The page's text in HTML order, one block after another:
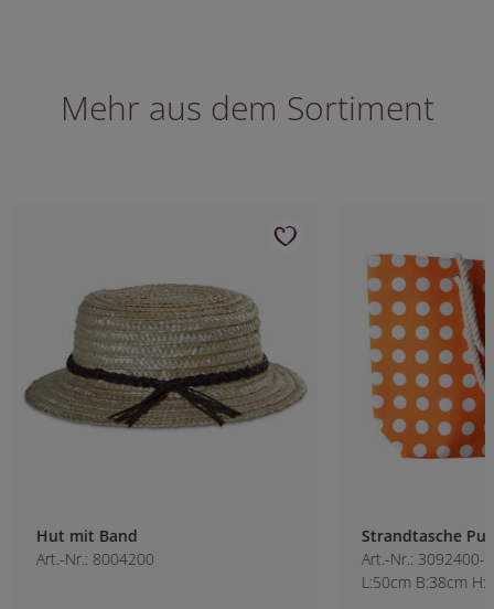
Mehr aus dem Sortiment
Hut mit Band
Art.-Nr.: 8004200
Strandtasche
Art.-Nr.: 3092400-
L:50cm B:38cm